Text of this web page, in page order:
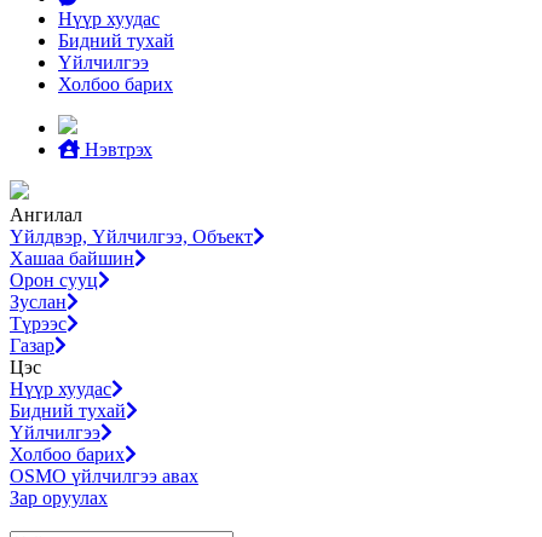
Нүүр хуудас
Бидний тухай
Үйлчилгээ
Холбоо барих
Нэвтрэх
Ангилал
Үйлдвэр, Үйлчилгээ, Объект
Хашаа байшин
Орон сууц
Зуслан
Түрээс
Газар
Цэс
Нүүр хуудас
Бидний тухай
Үйлчилгээ
Холбоо барих
OSMO үйлчилгээ авах
Зар оруулах